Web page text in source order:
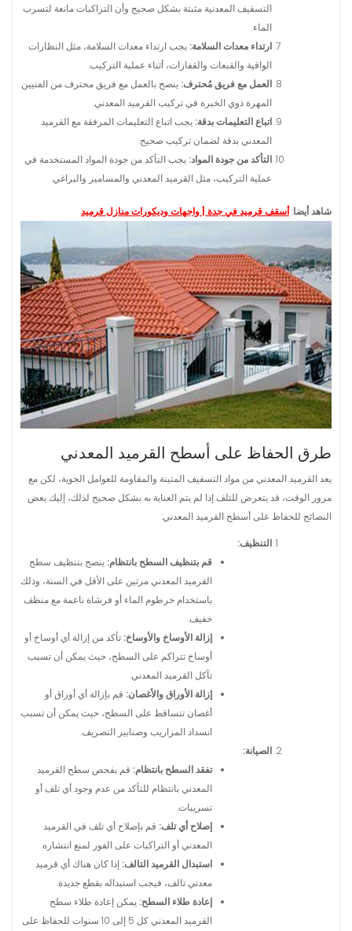
التسقيف المعدنية مثبتة بشكل صحيح وأن التراكبات مانعة لتسرب
الماء.
ارتداء معدات السلامة: يجب ارتداء معدات السلامة، مثل النظارات
الواقية والقبعات والقفازات، أثناء عملية التركيب.
العمل مع فريق مُحترف: ينصح بالعمل مع فريق محترف من الفنيين
المهرة ذوي الخبرة في تركيب القرميد المعدني.
اتباع التعليمات بدقة: يجب اتباع التعليمات المرفقة مع القرميد
المعدني بدقة لضمان تركيب صحيح.
التأكد من جودة المواد: يجب التأكد من جودة المواد المستخدمة في
عملية التركيب، مثل القرميد المعدني والمسامير والبراغي.
شاهد أيضا:أسقف قرميد في جدة | واجهات وديكورات منازل قرميد.
طرق الحفاظ على أسطح القرميد المعدني
يعد القرميد المعدني من مواد التسقيف المتينة والمقاومة للعوامل الجوية، لكن مع
مرور الوقت، قد يتعرض للتلف إذا لم يتم العناية به بشكل صحيح لذلك، إليك بعض
النصائح للحفاظ على أسطح القرميد المعدني:
التنظيف:
قم بتنظيف السطح بانتظام: ينصح بتنظيف سطح
القرميد المعدني مرتين على الأقل في السنة، وذلك
باستخدام خرطوم الماء أو فرشاة ناعمة مع منظف
خفيف.
إزالة الأوساخ والأوساخ: تأكد من إزالة أي أوساخ أو
أوساخ تتراكم على السطح، حيث يمكن أن تسبب
تآكل القرميد المعدني.
إزالة الأوراق والأغصان: قم بإزالة أي أوراق أو
أغصان تتساقط على السطح، حيث يمكن أن تسبب
انسداد المزاريب وصنابير التصريف.
الصيانة:
تفقد السطح بانتظام: قم بفحص سطح القرميد
المعدني بانتظام للتأكد من عدم وجود أي تلف أو
تسريبات.
إصلاح أي تلف: قم بإصلاح أي تلف في القرميد
المعدني أو التراكبات على الفور لمنع انتشاره.
استبدال القرميد التالف: إذا كان هناك أي قرميد
معدني تالف، فيجب استبداله بقطع جديدة.
إعادة طلاء السطح: يمكن إعادة طلاء سطح
القرميد المعدني كل 5 إلى 10 سنوات للحفاظ على